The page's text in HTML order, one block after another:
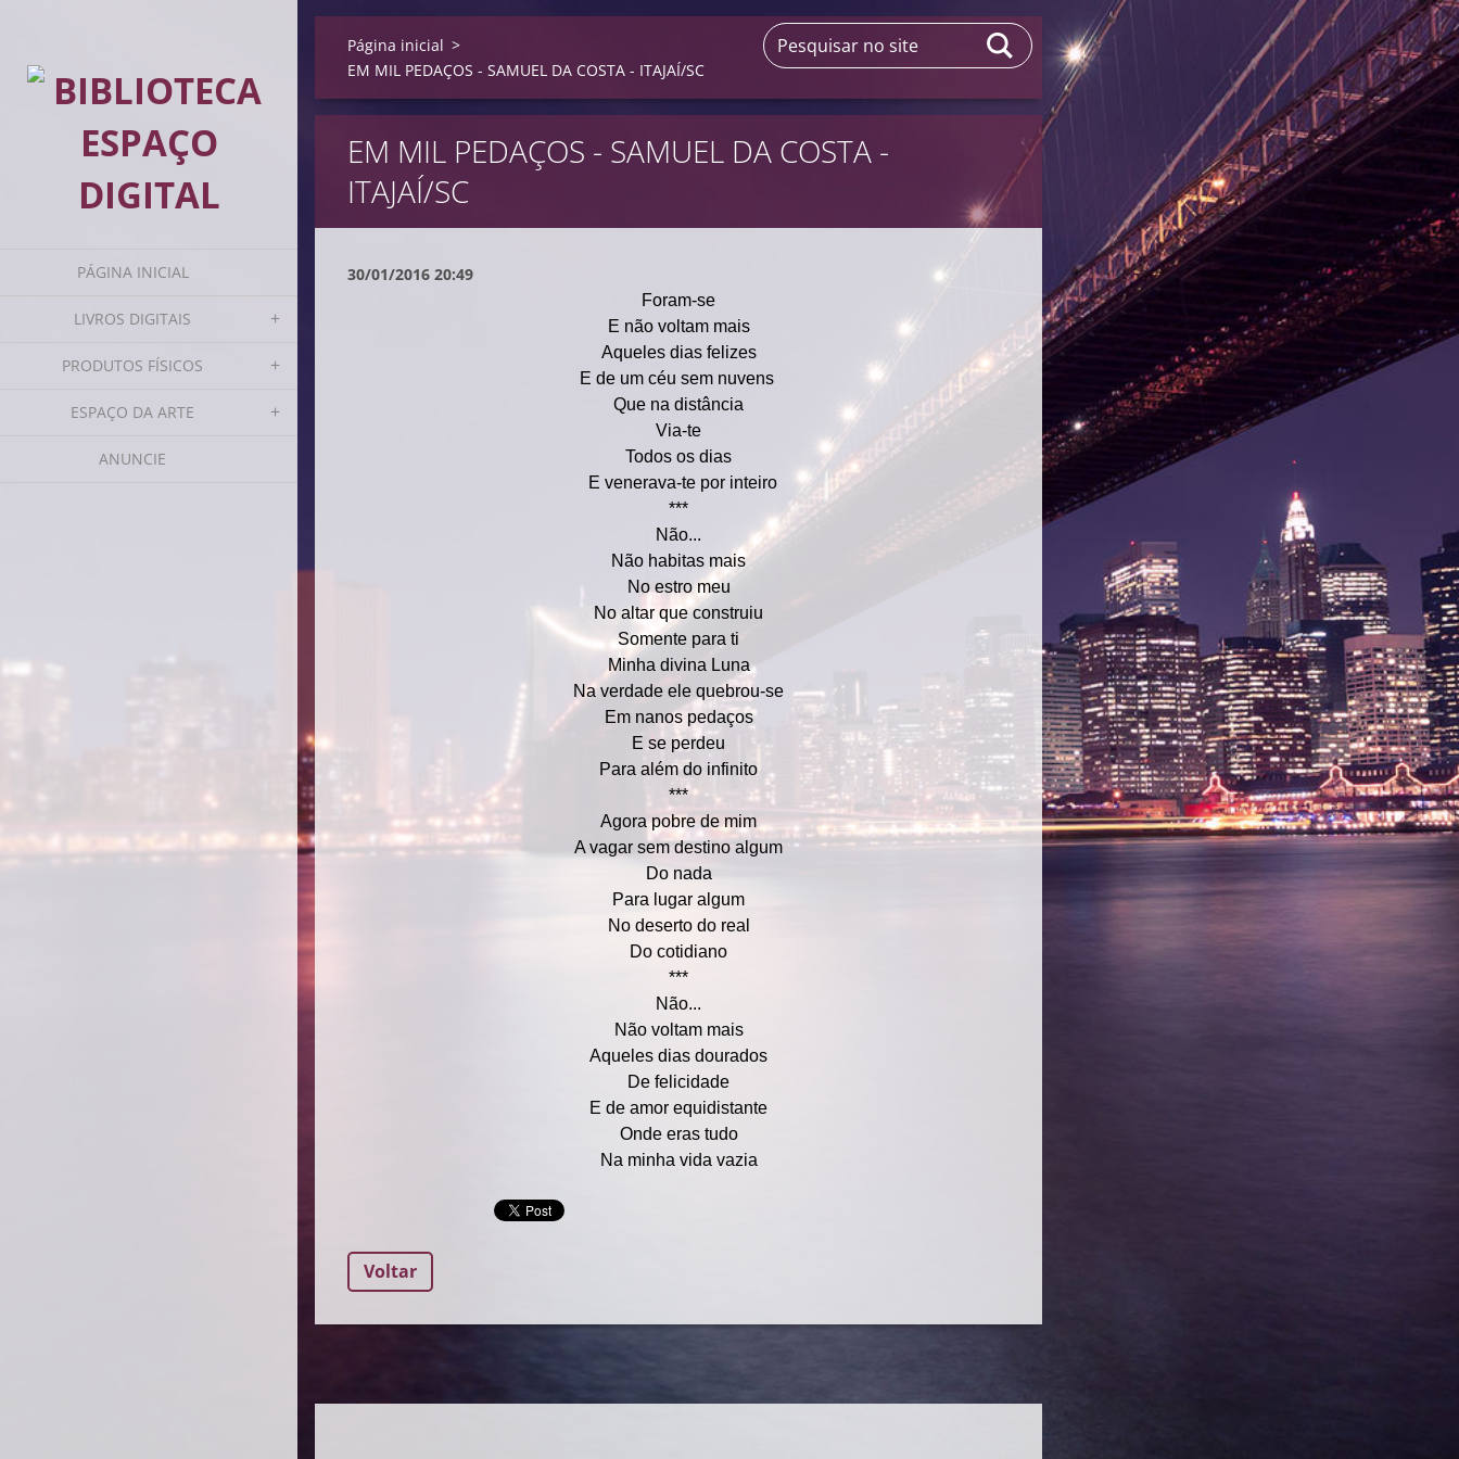
PÁGINA INICIAL
LIVROS DIGITAIS
PRODUTOS FÍSICOS
ESPAÇO DA ARTE
ANUNCIE
Página inicial >
EM MIL PEDAÇOS - SAMUEL DA COSTA - ITAJAÍ/SC
EM MIL PEDAÇOS - SAMUEL DA COSTA -
ITAJAÍ/SC
30/01/2016 20:49
Foram-se
E não voltam mais
Aqueles dias felizes
E de um céu sem nuvens
Que na distância
Via-te
Todos os dias
E venerava-te por inteiro
***
Não...
Não habitas mais
No estro meu
No altar que construiu
Somente para ti
Minha divina Luna
Na verdade ele quebrou-se
Em nanos pedaços
E se perdeu
Para além do infinito
***
Agora pobre de mim
A vagar sem destino algum
Do nada
Para lugar algum
No deserto do real
Do cotidiano
***
Não...
Não voltam mais
Aqueles dias dourados
De felicidade
E de amor equidistante
Onde eras tudo
Na minha vida vazia
Voltar